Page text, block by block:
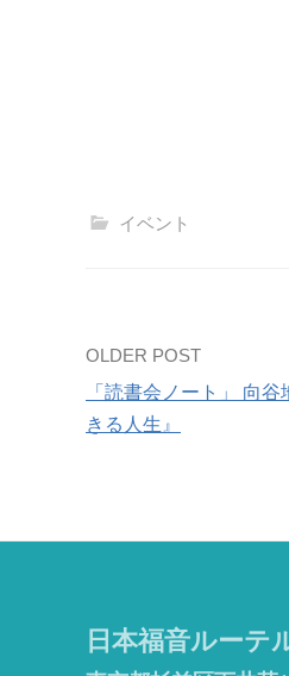
イベント
Post
navigation
OLDER POST
「読書会ノート」 向
きる人生』
日本福音ルーテ